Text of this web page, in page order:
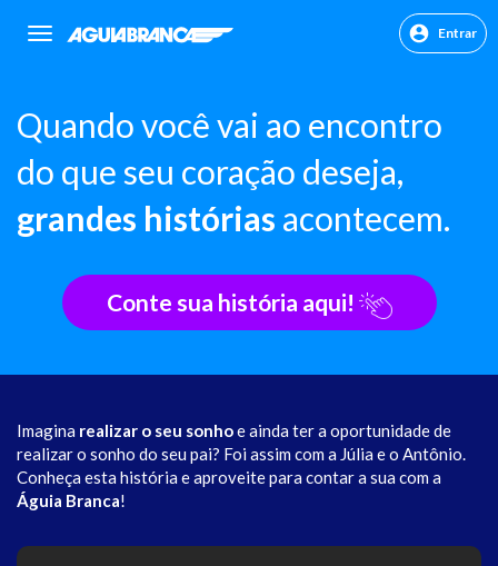
sr.header.toggle.navigation Entrar
Quando você vai ao encontro
do que seu coração deseja,
grandes histórias acontecem.
Conte sua história aqui!
Imagina realizar o seu sonhoe ainda ter a oportunidade de
realizar o sonho do seu pai? Foi assim com a Júlia e o Antônio.
Conheça esta história e aproveite para contar a sua com a
Águia Branca!